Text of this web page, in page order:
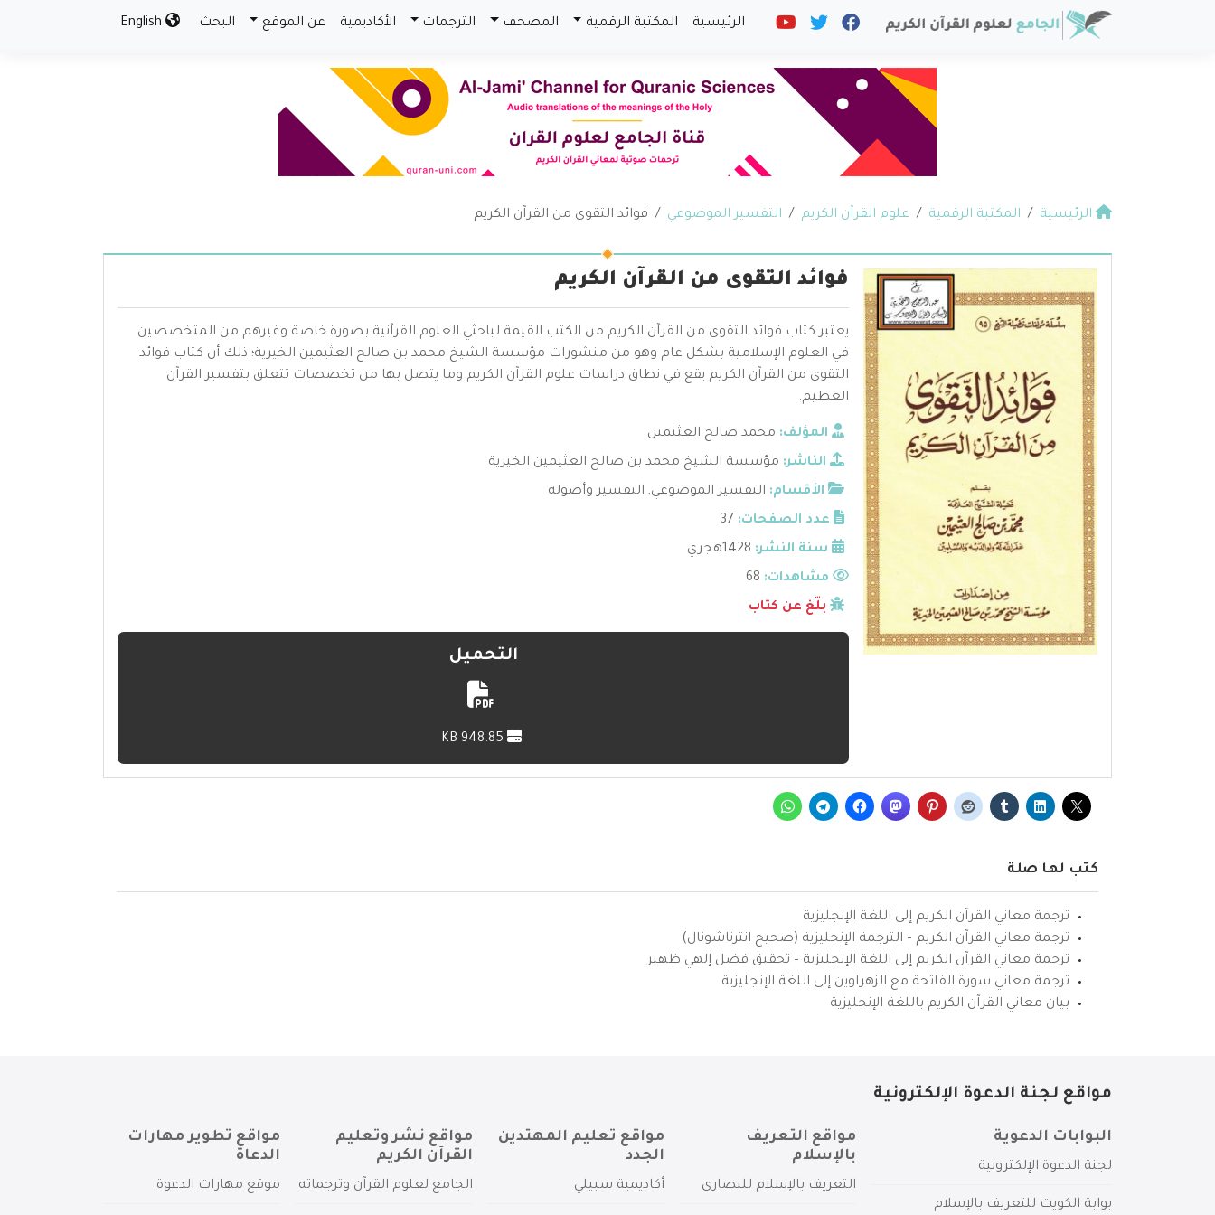
الرئيسية المكتبة الرقمية المصحف الترجمات الأكاديمية عن الموقع البحث
الرئيسية المكتبة الرقمية علوم القرآن الكريم التفسير الموضوعي فوائد التقوى من القرآن الكريم
فوائد التقوى من القرآن الكريم
يعتبر كتاب فوائد التقوى من القرآن الكريم من الكتب القيمة لباحثي العلوم القرآنية بصورة خاصة وغيرهم من المتخصصين
في العلوم الإسلامية بشكل عام وهو من منشورات مؤسسة الشيخ محمد بن صالح العثيمين الخيرية؛ ذلك أن كتاب فوائد
التقوى من القرآن الكريم يقع في نطاق دراسات علوم القرآن الكريم وما يتصل بها من تخصصات تتعلق بتفسير القرآن
العظيم.
المؤلف: محمد صالح العثيمين
الناشر: مؤسسة الشيخ محمد بن صالح العثيمين الخيرية
الأقسام: التفسير الموضوعي, التفسير وأصوله
عدد الصفحات: 37
سنة النشر: 1428هجري
مشاهدات:
بلّغ عن كتاب
التحميل
كتب لها صلة
ترجمة معاني القرآن الكريم إلى اللغة الإنجليزية
ترجمة معاني القرآن الكريم – الترجمة الإنجليزية (صحيح انترناشونال)
ترجمة معاني القرآن الكريم إلى اللغة الإنجليزية – تحقيق فضل إلهي ظهير
ترجمة معاني سورة الفاتحة مع الزهراوين إلى اللغة الإنجليزية
بيان معاني القرآن الكريم باللغة الإنجليزية
مواقع لجنة الدعوة الإلكترونية
البوابات الدعوية
لجنة الدعوة الإلكترونية
بوابة الكويت للتعريف بالإسلام
مواقع التعريف
بالإسلام
التعريف بالإسلام للنصارى
مواقع تعليم المهتدين
الجدد
أكاديمية سبيلي
مواقع نشر وتعليم
القرآن الكريم
الجامع لعلوم القرآن وترجماته
مواقع تطوير مهارات
الدعاة
موقع مهارات الدعوة